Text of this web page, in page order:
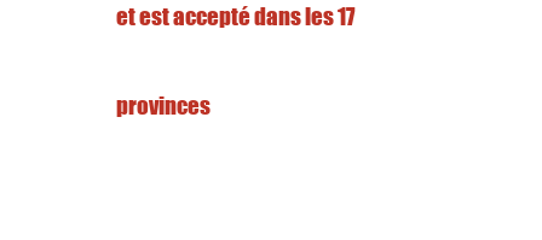
et est accepté dans les 17
provinces